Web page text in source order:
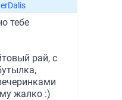
тебе
рай, с
жалко :)